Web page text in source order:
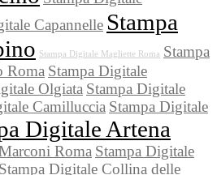
Capannelle Stampa
Stampa Digitale Magliette Roma Stampa
Roma Stampa Digitale
Olgiata Stampa Digitale
Camilluccia Stampa Digitale
Digitale Artena
Roma Stampa Digitale
Stampa Digitale Collina delle